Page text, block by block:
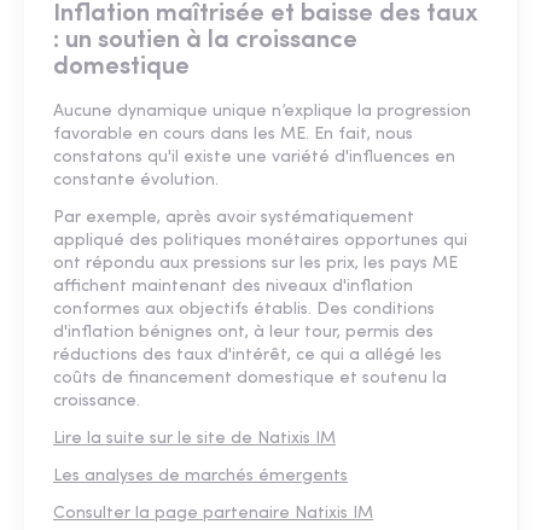
Inflation maîtrisée et baisse des taux
: un soutien à la croissance
domestique
Aucune dynamique unique n’explique la progression
favorable en cours dans les ME. En fait, nous
constatons qu'il existe une variété d'influences en
constante évolution.
Par exemple, après avoir systématiquement
appliqué des politiques monétaires opportunes qui
ont répondu aux pressions sur les prix, les pays ME
affichent maintenant des niveaux d'inflation
conformes aux objectifs établis. Des conditions
d'inflation bénignes ont, à leur tour, permis des
réductions des taux d'intérêt, ce qui a allégé les
coûts de financement domestique et soutenu la
croissance.
Lire la suite sur le site de Natixis IM
Les analyses de marchés émergents
Consulter la page partenaire Natixis IM